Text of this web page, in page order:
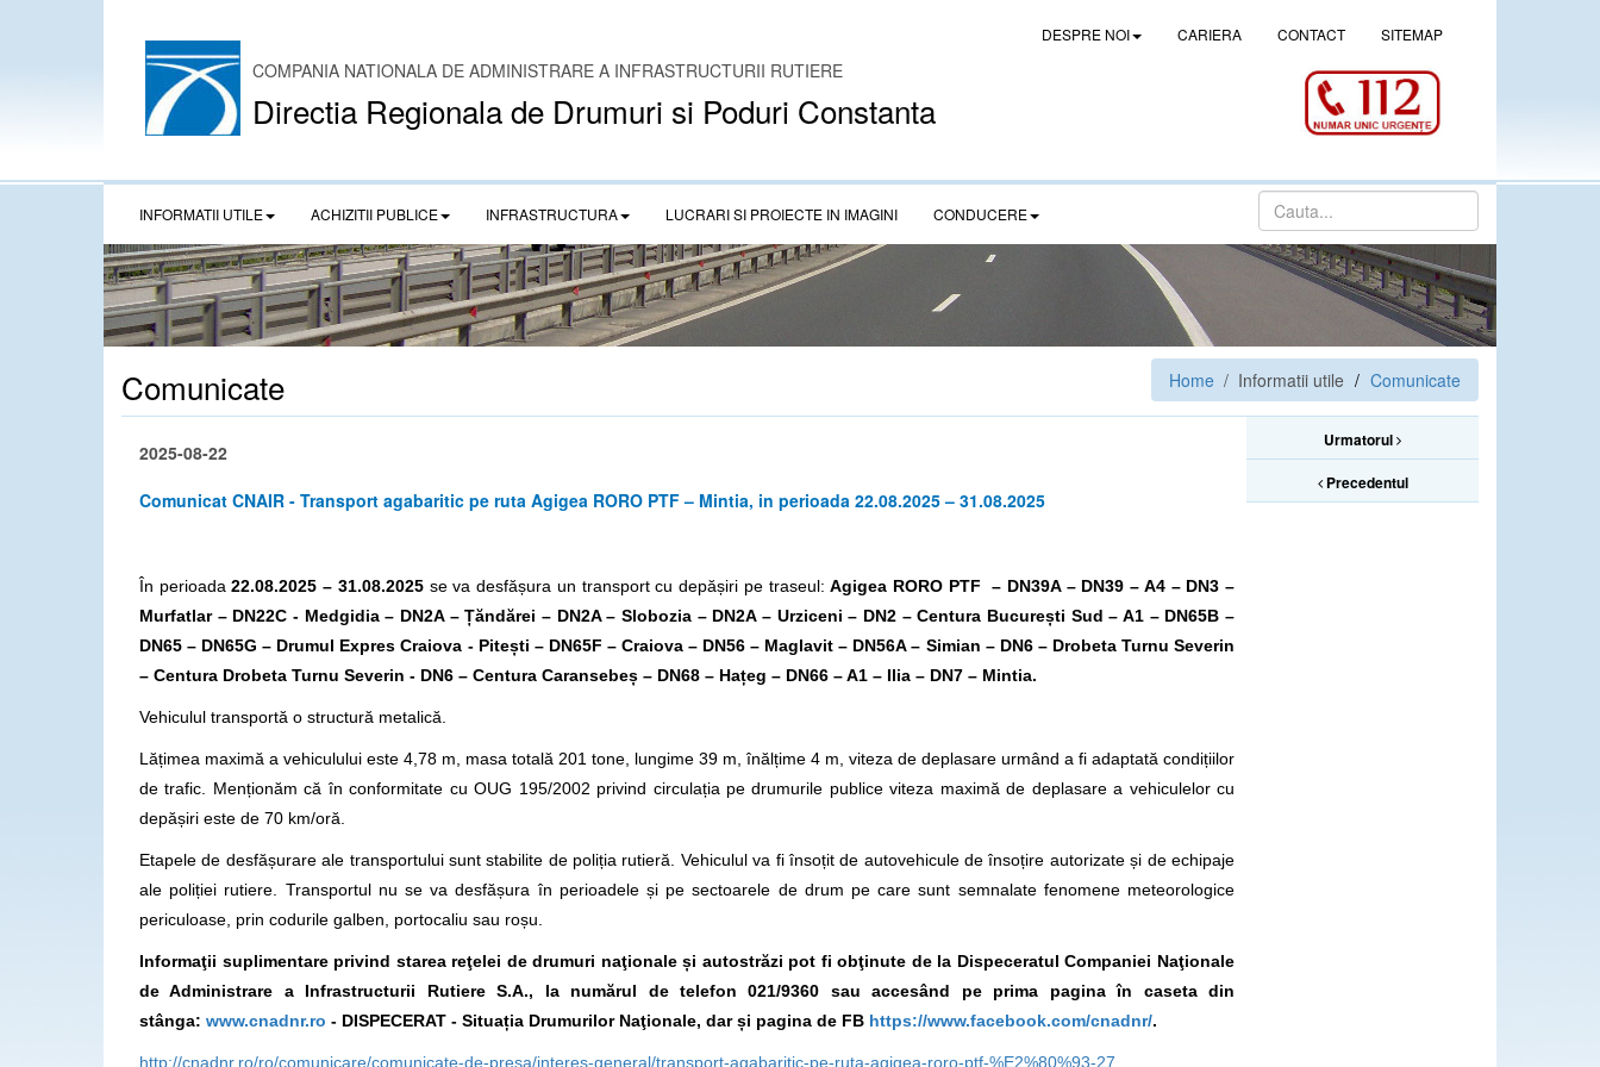
DESPRE NOI CARIERA CONTACT SITEMAP
COMPANIA NATIONALA DE ADMINISTRARE A INFRASTRUCTURII RUTIERE
Directia Regionala de Drumuri si Poduri Constanta
INFORMATII UTILE ACHIZITII PUBLICE INFRASTRUCTURA LUCRARI SI PROIECTE IN IMAGINI CONDUCERE
Comunicate Home / Informatii utile Comunicate
Urmatorul
Precedentul
2025-08-22
Comunicat CNAIR - Transport agabaritic pe ruta Agigea RORO PTF – Mintia, in perioada 22.08.2025 – 31.08.2025
În perioada22.08.2025 – 31.08.2025se va desfășura un transport cu depășiri pe traseul:Agigea RORO PTF – DN39A – DN39 – A4 – DN3 –
Murfatlar – DN22C - Medgidia – DN2A – Țăndărei – DN2A – Slobozia – DN2A – Urziceni – DN2 – Centura București Sud – A1 – DN65B –
DN65 – DN65G – Drumul Expres Craiova - Pitești – DN65F – Craiova – DN56 – Maglavit – DN56A – Simian – DN6 – Drobeta Turnu Severin
– Centura Drobeta Turnu Severin - DN6 – Centura Caransebeș – DN68 – Hațeg – DN66 – A1 – Ilia – DN7 – Mintia.
Vehiculul transportă o structură metalică.
Lățimea maximă a vehiculului este 4,78 m, masa totală 201 tone, lungime 39 m, înălțime 4 m, viteza de deplasare urmând a fi adaptată condițiilor
de trafic. Menționăm că în conformitate cu OUG 195/2002 privind circulația pe drumurile publice viteza maximă de deplasare a vehiculelor cu
depășiri este de 70 km/oră.
Etapele de desfășurare ale transportului sunt stabilite de poliția rutieră. Vehiculul va fi însoțit de autovehicule de însoțire autorizate și de echipaje
ale poliției rutiere. Transportul nu se va desfășura în perioadele și pe sectoarele de drum pe care sunt semnalate fenomene meteorologice
periculoase, prin codurile galben, portocaliu sau roșu.
Informaţii suplimentare privind starea reţelei de drumuri naţionale și autostrăzi pot fi obţinute de la Dispeceratul Companiei Naţionale
de Administrare a Infrastructurii Rutiere S.A., la numărul de telefon 021/9360 sau accesând pe prima pagina în caseta din
stânga: www.cnadnr.ro - DISPECERAT - Situația Drumurilor Naţionale, dar și pagina de FB https://www.facebook.com/cnadnr/.
http://cnadnr.ro/ro/comunicare/comunicate-de-presa/interes-general/transport-agabaritic-pe-ruta-agigea-roro-ptf-%E2%80%93-27